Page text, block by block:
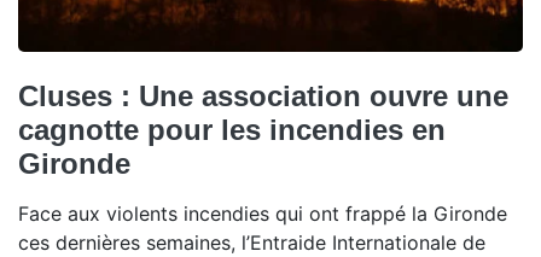
Cluses : Une association ouvre une
cagnotte pour les incendies en
Gironde
Face aux violents incendies qui ont frappé la Gironde
ces dernières semaines, l’Entraide Internationale de